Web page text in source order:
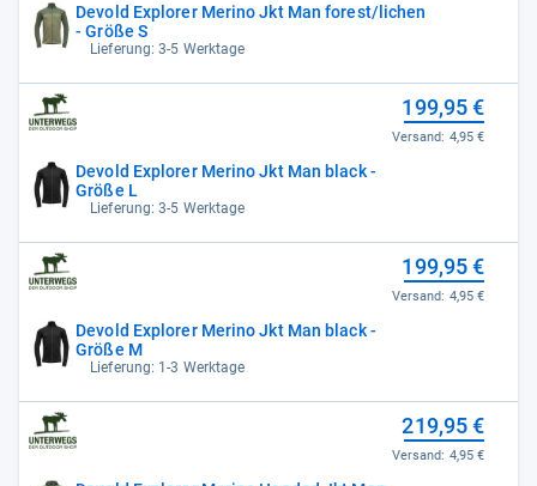
Devold Explorer Merino Jkt Man forest/lichen
- Größe S
Lieferung: 3-5 Werktage
Devold Explorer Merino Jkt Man black -
Größe L
Lieferung: 3-5 Werktage
199,95 €
Versand: 4,95 €
Devold Explorer Merino Jkt Man black -
Größe M
Lieferung: 1-3 Werktage
199,95 €
Versand: 4,95 €
219,95 €
Versand: 4,95 €